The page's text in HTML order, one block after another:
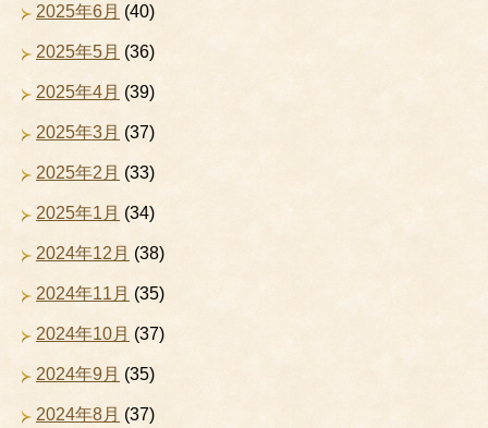
2025年6月 (40)
2025年5月 (36)
2025年4月 (39)
2025年3月 (37)
2025年2月 (33)
2025年1月 (34)
2024年12月 (38)
2024年11月 (35)
2024年10月 (37)
2024年9月 (35)
2024年8月 (37)